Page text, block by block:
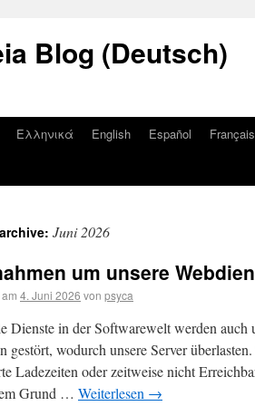
Blog (Deutsch)
Ελληνικά English Español Français
Juni 2026
um unsere
4. Juni 2026 von psyca
Dienste in der Softwarewelt werden auch
gestört, wodurch unsere Server
Ladezeiten oder zeitweise nicht
Grund … Weiterlesen →